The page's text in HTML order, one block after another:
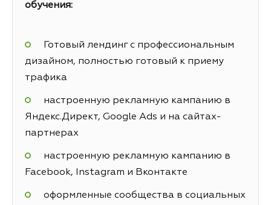
обучения:
Готовый лендинг с профессиональным
дизайном, полностью готовый к приему
трафика
настроенную рекламную кампанию в
Яндекс.Директ, Google Ads и на сайтах-
партнерах
настроенную рекламную кампанию в
Facebook, Instagram и Вконтакте
оформленные сообщества в социальных